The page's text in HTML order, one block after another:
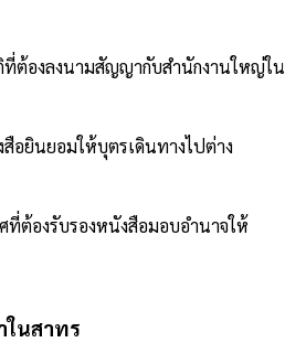
ต้องลงนามสัญญากับสำนักงานใหญ่ใน
อยินยอมให้บุตรเดินทางไปต่าง
ที่ต้องรับรองหนังสือมอบอำนาจให้
นสาทร